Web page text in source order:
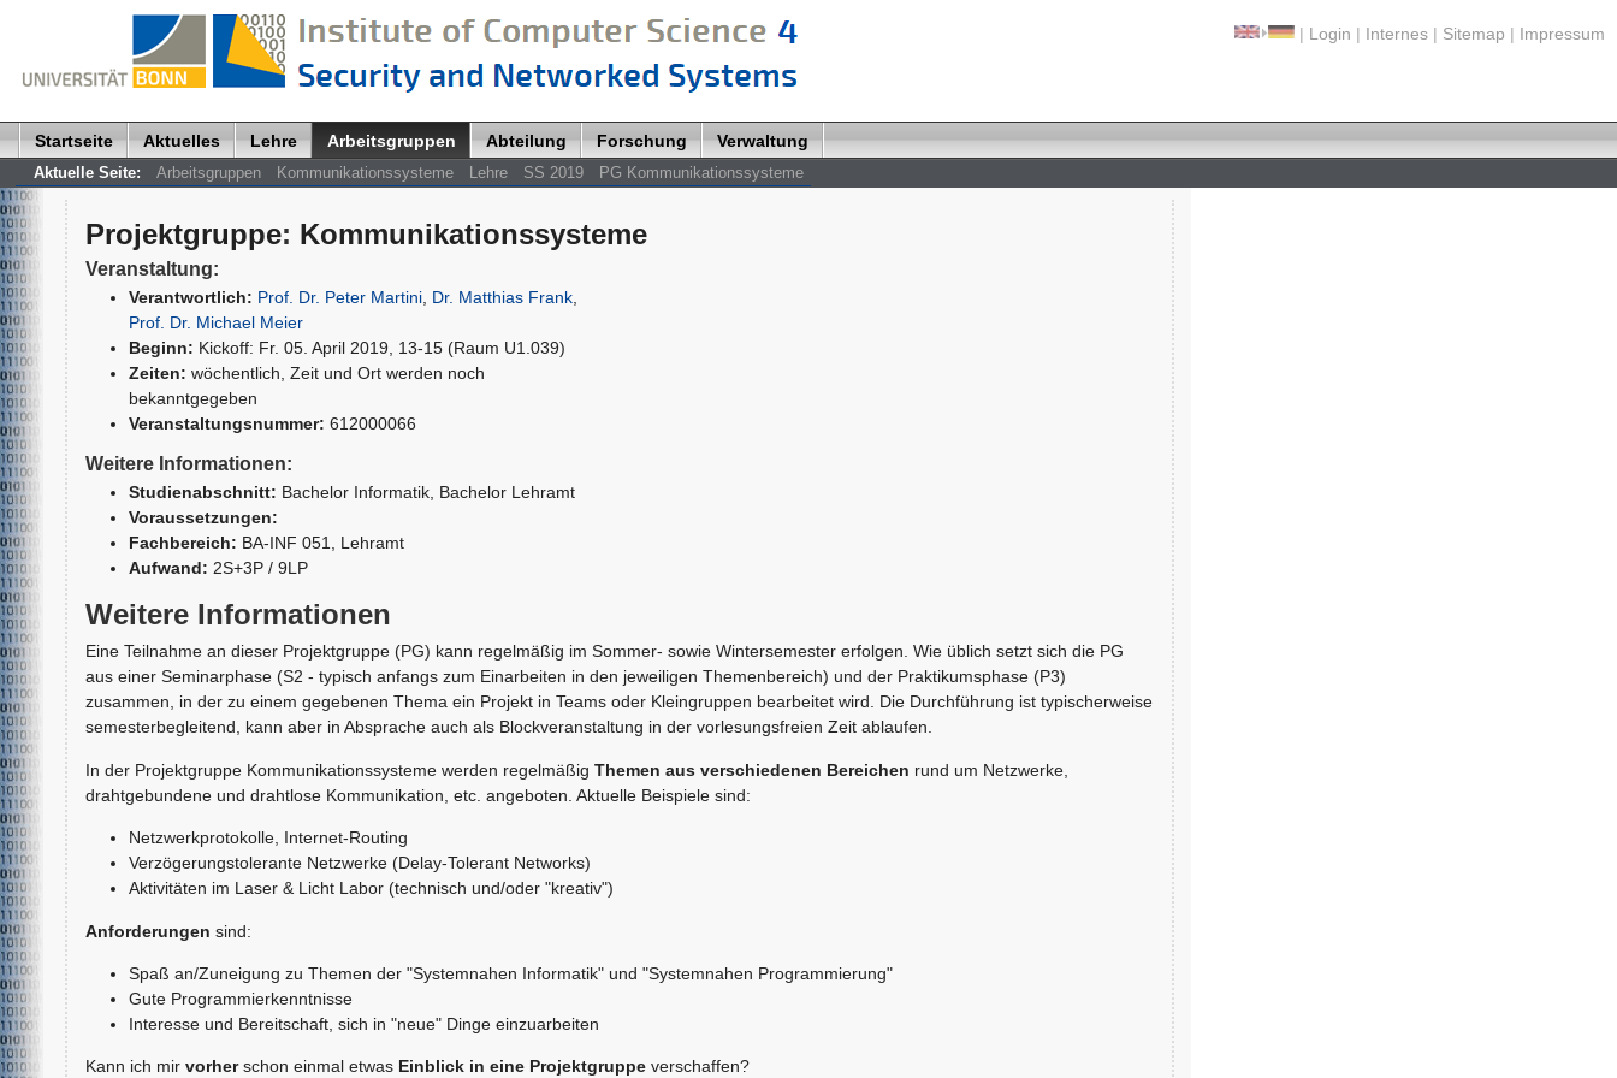
| Login | Internes | Sitemap | Impressum
Startseite Aktuelles Lehre Arbeitsgruppen Abteilung Forschung Verwaltung
Aktuelle Seite: Arbeitsgruppen Kommunikationssysteme Lehre SS 2019 PG Kommunikationssysteme
Projektgruppe: Kommunikationssysteme
Veranstaltung:
Verantwortlich: Prof. Dr. Peter Martini, Dr. Matthias Frank,
Prof. Dr. Michael Meier
Beginn: Kickoff: Fr. 05. April 2019, 13-15 (Raum U1.039)
Zeiten: wöchentlich, Zeit und Ort werden noch
bekanntgegeben
Veranstaltungsnummer: 612000066
Weitere Informationen:
Studienabschnitt: Bachelor Informatik, Bachelor Lehramt
Voraussetzungen:
Fachbereich: BA-INF 051, Lehramt
Aufwand: 2S+3P / 9LP
Weitere Informationen
Eine Teilnahme an dieser Projektgruppe (PG) kann regelmäßig im Sommer- sowie Wintersemester erfolgen. Wie üblich setzt sich die PG
aus einer Seminarphase (S2 - typisch anfangs zum Einarbeiten in den jeweiligen Themenbereich) und der Praktikumsphase (P3)
zusammen, in der zu einem gegebenen Thema ein Projekt in Teams oder Kleingruppen bearbeitet wird. Die Durchführung ist typischerweise
semesterbegleitend, kann aber in Absprache auch als Blockveranstaltung in der vorlesungsfreien Zeit ablaufen.
In der Projektgruppe Kommunikationssysteme werden regelmäßig Themen aus verschiedenen Bereichen rund um Netzwerke,
drahtgebundene und drahtlose Kommunikation, etc. angeboten. Aktuelle Beispiele sind:
Netzwerkprotokolle, Internet-Routing
Verzögerungstolerante Netzwerke (Delay-Tolerant Networks)
Aktivitäten im Laser & Licht Labor (technisch und/oder "kreativ")
Anforderungen sind:
Spaß an/Zuneigung zu Themen der "Systemnahen Informatik" und "Systemnahen Programmierung"
Gute Programmierkenntnisse
Interesse und Bereitschaft, sich in "neue" Dinge einzuarbeiten
Kann ich mir vorherschon einmal etwas Einblick in eine Projektgruppeverschaffen?